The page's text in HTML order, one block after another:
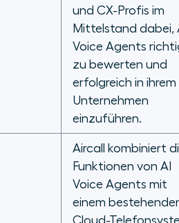
und CX-Profis im
Mittelstand dabei,
Voice Agents
zu bewerten und
erfolgreich in ihrem
Unternehmen
einzuführen.
Aircall kombiniert
Funktionen von AI
Voice Agents mit
einem
Cloud-